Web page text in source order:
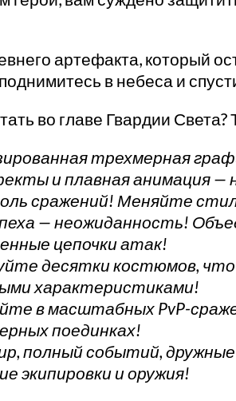
артефакта, который
в небеса и
во главе Гвардии
трехмерная
и плавная анимация —
сражений! Меняйте
— неожиданность!
цепочки атак!
десятки костюмов,
характеристиками!
в масштабных PvP-
поединках!
полный событий,
экипировки и оружия!